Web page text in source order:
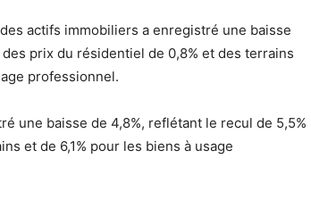
actifs immobiliers a enregistré une baisse
prix du résidentiel de 0,8% et des terrains
professionnel.
une baisse de 4,8%, reflétant le recul de 5,5%
et de 6,1% pour les biens à usage